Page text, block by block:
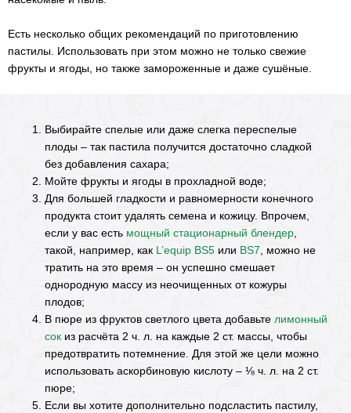
Есть несколько общих рекомендаций по приготовлению
пастилы. Использовать при этом можно не только свежие
фрукты и ягоды, но также замороженные и даже сушёные.
Выбирайте спелые или даже слегка переспелые
плоды – так пастила получится достаточно сладкой
без добавления сахара;
Мойте фрукты и ягоды в прохладной воде;
Для большей гладкости и равномерности конечного
продукта стоит удалять семена и кожицу. Впрочем,
если у вас есть мощный стационарный блендер
такой, например, как L’equip BS5 или BS7 , можно не
тратить на это время – он успешно смешает
однородную массу из неочищенных от кожуры
плодов;
В пюре из фруктов светлого цвета добавьте лимонный
сок из расчёта 2 ч. л. на каждые 2 ст. массы, чтобы
предотвратить потемнение. Для этой же цели можно
использовать аскорбиновую кислоту – ⅛ ч. л. на 2 ст.
пюре;
Если вы хотите дополнительно подсластить пастилу,